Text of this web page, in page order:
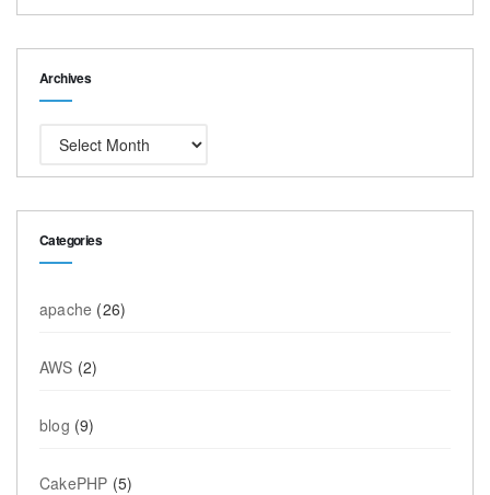
ArchivesArchives
Categories
apache (26)
AWS (2)
blog (9)
CakePHP (5)